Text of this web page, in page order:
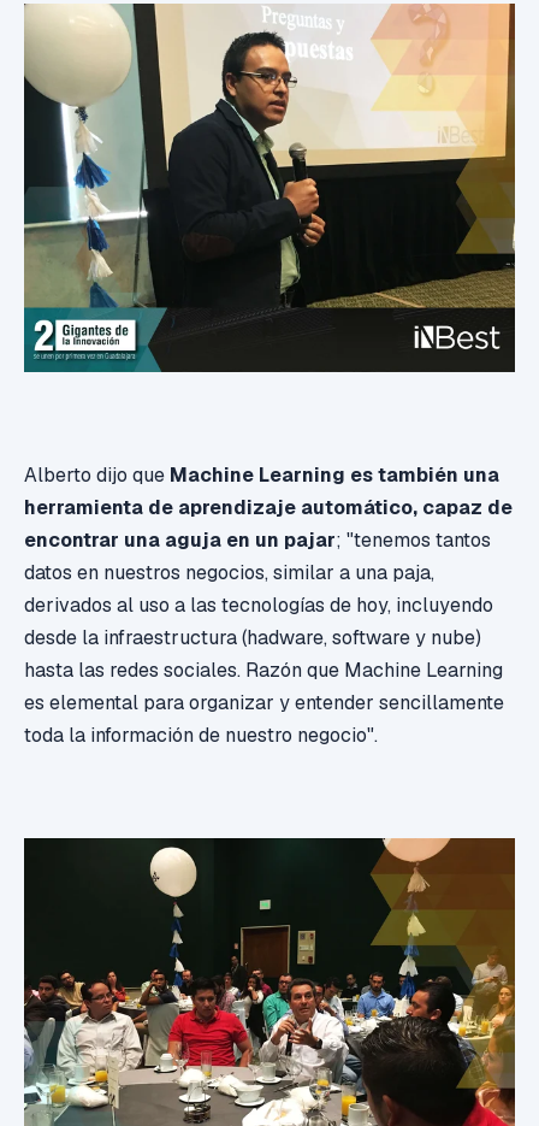
Alberto dijo que Machine Learning es también una
herramienta de aprendizaje automático, capaz de
encontrar una aguja en un pajar; "tenemos tantos
datos en nuestros negocios, similar a una paja,
derivados al uso a las tecnologías de hoy, incluyendo
desde la infraestructura (hadware, software y nube)
hasta las redes sociales. Razón que Machine Learning
es elemental para organizar y entender sencillamente
toda la información de nuestro negocio".